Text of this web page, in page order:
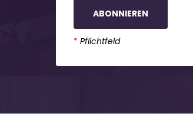
ABONNIEREN
* Pflichtfeld